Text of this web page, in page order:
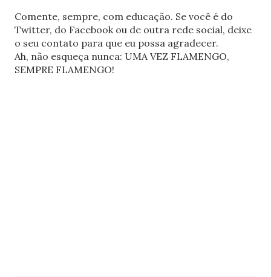
Comente, sempre, com educação. Se você é do
Twitter, do Facebook ou de outra rede social, deixe
o seu contato para que eu possa agradecer.
Ah, não esqueça nunca: UMA VEZ FLAMENGO,
SEMPRE FLAMENGO!